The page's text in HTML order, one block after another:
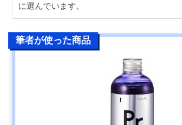
に選んでいます。
筆者が使った商品